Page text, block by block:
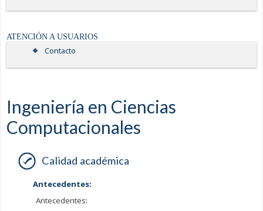
ATENCIÓN A USUARIOS
Contacto
Ingeniería en Ciencias
Computacionales
Calidad académica
Antecedentes:
Antecedentes: